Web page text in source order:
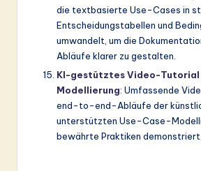
die textbasierte Use-Cases in
Entscheidungstabellen und
umwandelt, um die
Abläufe klarer zu gestalten.
KI-gestütztes Video-Tutorial
Modellierung: Umfassende
end-to-end-Abläufe der
unterstützten Use-Case-
bewährte Praktiken demonstriert.